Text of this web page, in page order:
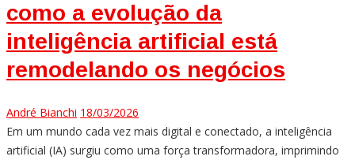
como a evolução da
inteligência artificial está
remodelando os negócios
André Bianchi 18/03/2026
Em um mundo cada vez mais digital e conectado, a inteligência
artificial (IA) surgiu como uma força transformadora, imprimindo